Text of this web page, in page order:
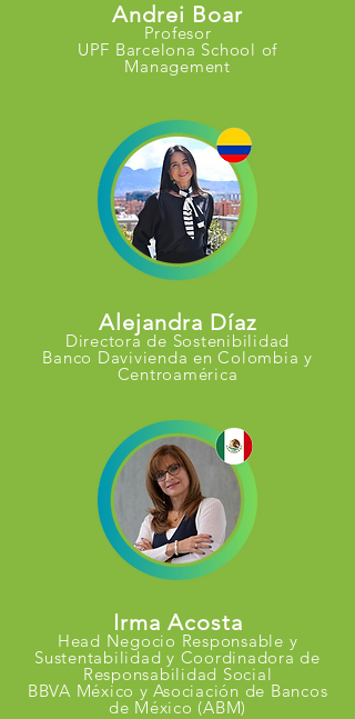
Andrei Boar
Profesor
UPF Barcelona School of
Management
Alejandra Díaz
Directora de Sostenibilidad
Banco Davivienda en Colombia y
Centroamérica
Irma Acosta
Head Negocio Responsable y
Sustentabilidad y Coordinadora de
Responsabilidad Social
BBVA México y Asociación de Bancos
de México (ABM)